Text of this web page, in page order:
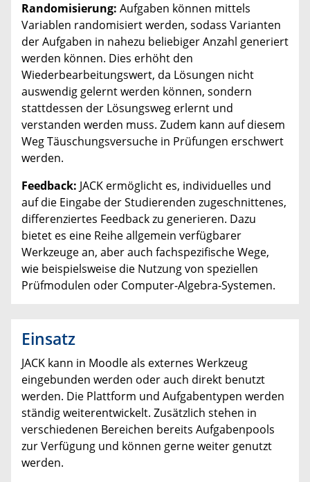
Randomisierung: Aufgaben können mittels
Variablen randomisiert werden, sodass Varianten
der Aufgaben in nahezu beliebiger Anzahl generiert
werden können. Dies erhöht den
Wiederbearbeitungswert, da Lösungen nicht
auswendig gelernt werden können, sondern
stattdessen der Lösungsweg erlernt und
verstanden werden muss. Zudem kann auf diesem
Weg Täuschungsversuche in Prüfungen erschwert
werden.
Feedback: JACK ermöglicht es, individuelles und
auf die Eingabe der Studierenden zugeschnittenes,
differenziertes Feedback zu generieren. Dazu
bietet es eine Reihe allgemein verfügbarer
Werkzeuge an, aber auch fachspezifische Wege,
wie beispielsweise die Nutzung von speziellen
Prüfmodulen oder Computer-Algebra-Systemen.
Einsatz
JACK kann in Moodle als externes Werkzeug
eingebunden werden oder auch direkt benutzt
werden. Die Plattform und Aufgabentypen werden
ständig weiterentwickelt. Zusätzlich stehen in
verschiedenen Bereichen bereits Aufgabenpools
zur Verfügung und können gerne weiter genutzt
werden.